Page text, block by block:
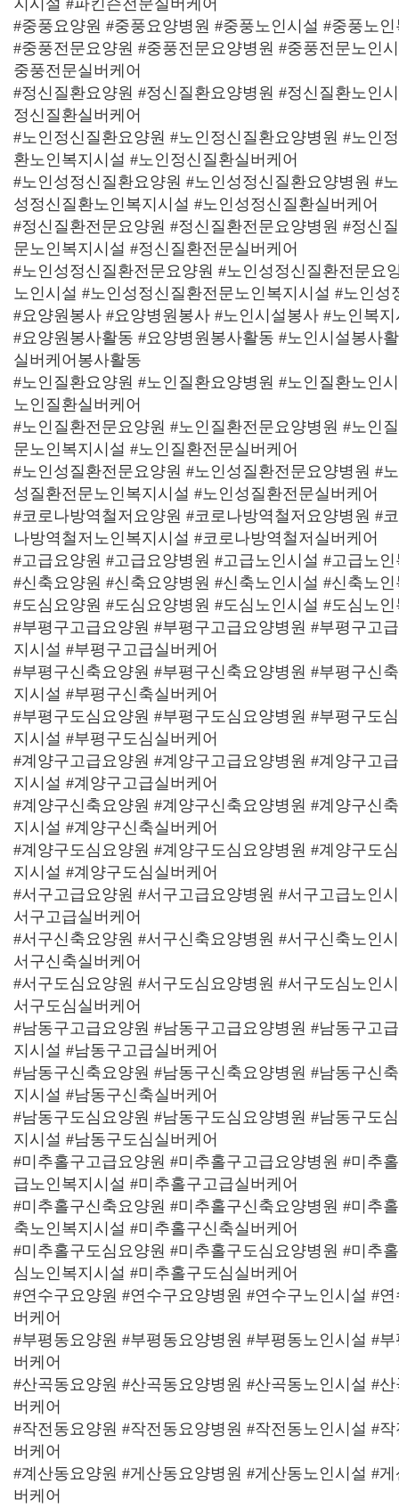
지시설 #파킨슨전문실버케어
#중풍요양원 #중풍요양병원 #중풍노인시설 #중풍노
#중풍전문요양원 #중풍전문요양병원 #중풍전문노인
중풍전문실버케어
#정신질환요양원 #정신질환요양병원 #정신질환노인
정신질환실버케어
#노인정신질환요양원 #노인정신질환요양병원 #노인
환노인복지시설 #노인정신질환실버케어
#노인성정신질환요양원 #노인성정신질환요양병원 #
성정신질환노인복지시설 #노인성정신질환실버케어
#정신질환전문요양원 #정신질환전문요양병원 #정신
문노인복지시설 #정신질환전문실버케어
#노인성정신질환전문요양원 #노인성정신질환전문요
노인시설 #노인성정신질환전문노인복지시설 #노인성
#요양원봉사 #요양병원봉사 #노인시설봉사 #노인복
#요양원봉사활동 #요양병원봉사활동 #노인시설봉사
실버케어봉사활동
#노인질환요양원 #노인질환요양병원 #노인질환노인
노인질환실버케어
#노인질환전문요양원 #노인질환전문요양병원 #노인
문노인복지시설 #노인질환전문실버케어
#노인성질환전문요양원 #노인성질환전문요양병원 #
성질환전문노인복지시설 #노인성질환전문실버케어
#코로나방역철저요양원 #코로나방역철저요양병원 #
나방역철저노인복지시설 #코로나방역철저실버케어
#고급요양원 #고급요양병원 #고급노인시설 #고급노
#신축요양원 #신축요양병원 #신축노인시설 #신축노
#도심요양원 #도심요양병원 #도심노인시설 #도심노
#부평구고급요양원 #부평구고급요양병원 #부평구고
지시설 #부평구고급실버케어
#부평구신축요양원 #부평구신축요양병원 #부평구신
지시설 #부평구신축실버케어
#부평구도심요양원 #부평구도심요양병원 #부평구도
지시설 #부평구도심실버케어
#계양구고급요양원 #계양구고급요양병원 #계양구고
지시설 #계양구고급실버케어
#계양구신축요양원 #계양구신축요양병원 #계양구신
지시설 #계양구신축실버케어
#계양구도심요양원 #계양구도심요양병원 #계양구도
지시설 #계양구도심실버케어
#서구고급요양원 #서구고급요양병원 #서구고급노인
서구고급실버케어
#서구신축요양원 #서구신축요양병원 #서구신축노인
서구신축실버케어
#서구도심요양원 #서구도심요양병원 #서구도심노인
서구도심실버케어
#남동구고급요양원 #남동구고급요양병원 #남동구고
지시설 #남동구고급실버케어
#남동구신축요양원 #남동구신축요양병원 #남동구신
지시설 #남동구신축실버케어
#남동구도심요양원 #남동구도심요양병원 #남동구도
지시설 #남동구도심실버케어
#미추홀구고급요양원 #미추홀구고급요양병원 #미추
급노인복지시설 #미추홀구고급실버케어
#미추홀구신축요양원 #미추홀구신축요양병원 #미추
축노인복지시설 #미추홀구신축실버케어
#미추홀구도심요양원 #미추홀구도심요양병원 #미추
심노인복지시설 #미추홀구도심실버케어
#연수구요양원 #연수구요양병원 #연수구노인시설 #
버케어
#부평동요양원 #부평동요양병원 #부평동노인시설 #
버케어
#산곡동요양원 #산곡동요양병원 #산곡동노인시설 #
버케어
#작전동요양원 #작전동요양병원 #작전동노인시설 #
버케어
#계산동요양원 #게산동요양병원 #게산동노인시설 #
버케어